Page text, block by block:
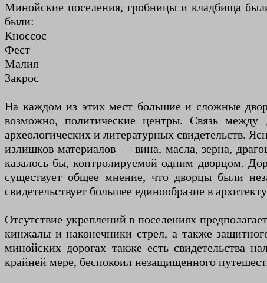
Минойские поселения, гробницы и кладбища
были:
Кноссос
Фест
Малия
Закрос
На каждом из этих мест большие и сложные
возможно, политические центры. Связь
археологических и литературных свидетельств.
излишков материалов — вина, масла, зерна,
казалось бы, контролируемой одним дворцом.
существует общее мнение, что дворцы были
свидетельствует большее единообразие в
Отсутствие укреплений в поселениях
кинжалы и наконечники стрел, а также
минойских дорогах также есть свидетельства
крайней мере, беспокоил незащищенного